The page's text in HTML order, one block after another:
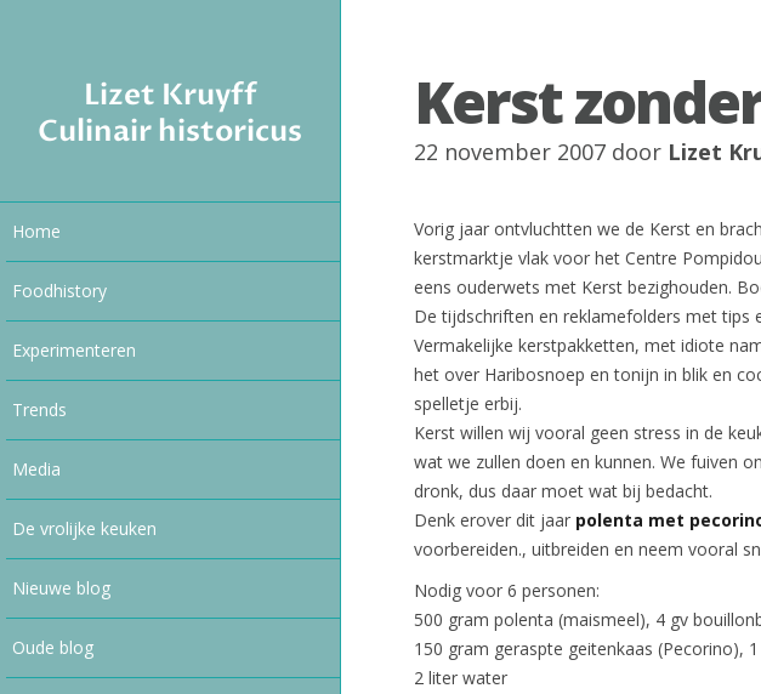
Lizet Kruyff
Culinair historicus
Home
Foodhistory
Experimenteren
Trends
Media
De vrolijke keuken
Nieuwe blog
Oude blog
Kerst
22 november 2007 door Lizet
Vorig jaar ontvluchtten we de Kerst en
kerstmarktje vlak voor het Centre
eens ouderwets met Kerst bezighouden.
De tijdschriften en reklamefolders met tips
Vermakelijke kerstpakketten, met idiote
het over Haribosnoep en tonijn in blik en
spelletje erbij.
Kerst willen wij vooral geen stress in de
wat we zullen doen en kunnen. We fuiven
dronk, dus daar moet wat bij bedacht.
Denk erover dit jaar polenta met
voorbereiden., uitbreiden en neem vooral
Nodig voor 6 personen:
500 gram polenta (maismeel), 4 gv
150 gram geraspte geitenkaas (Pecorino),
2 liter water